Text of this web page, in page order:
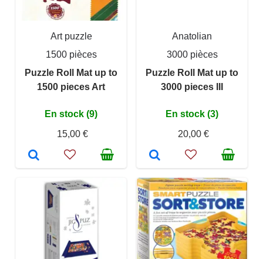
Art puzzle
1500 pièces
Puzzle Roll Mat up to
1500 pieces Art
En stock (9)
15,00 €
Anatolian
3000 pièces
Puzzle Roll Mat up to
3000 pieces III
En stock (3)
20,00 €